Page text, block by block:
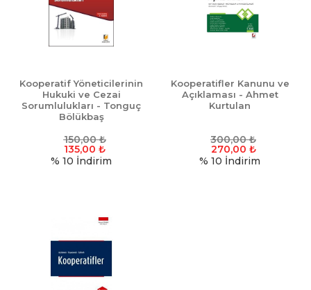
Kooperatif Yöneticilerinin
Hukuki ve Cezai
Sorumlulukları - Tonguç
Bölükbaş
150,00₺
135,00 ₺
% 10 İndirim
Kooperatifler Kanunu ve
Açıklaması - Ahmet
Kurtulan
300,00₺
270,00 ₺
% 10 İndirim